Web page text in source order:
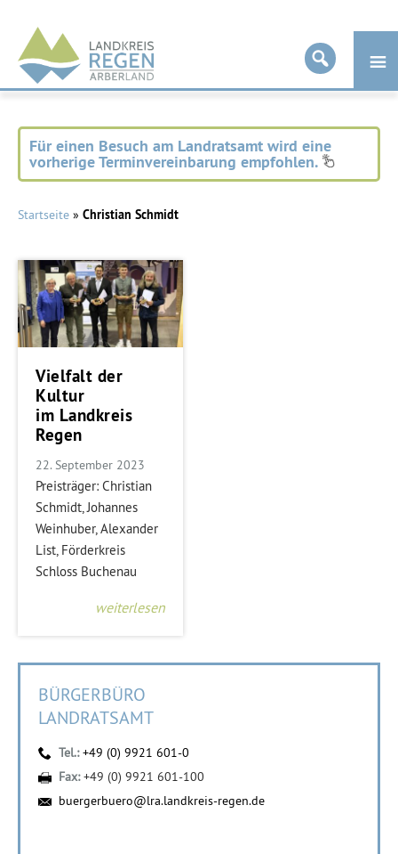
Landkreis
Regen
Für einen Besuch am Landratsamt wird eine
vorherige Terminvereinbarung empfohlen.
Startseite » Christian Schmidt
Vielfalt der
Kultur
im Landkreis
Regen
22. September 2023
Preisträger: Christian
Schmidt, Johannes
Weinhuber, Alexander
List, Förderkreis
Schloss Buchenau
weiterlesen
BÜRGERBÜRO
LANDRATSAMT
Tel.:+49 (0) 9921 601-0
Fax:+49 (0) 9921 601-100
buergerbuero@lra.landkreis-regen.de